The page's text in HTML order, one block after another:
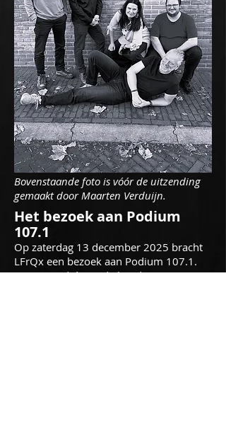
Bovenstaande foto is vóór de uitzending
gemaakt door Maarten Verduijn.
Het bezoek aan Podium
107.1
Op zaterdag 13 december 2025 bracht
LFrQx een bezoek aan Podium 107.1.
Bas en André van de band waren een